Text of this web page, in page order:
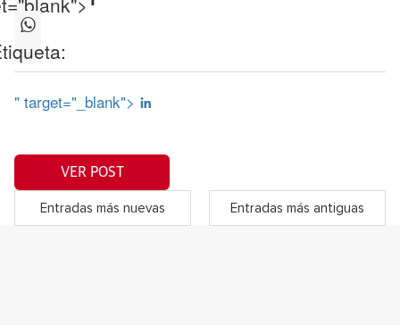
" target="_blank">
VER POST
Entradas más nuevas Entradas más antiguas